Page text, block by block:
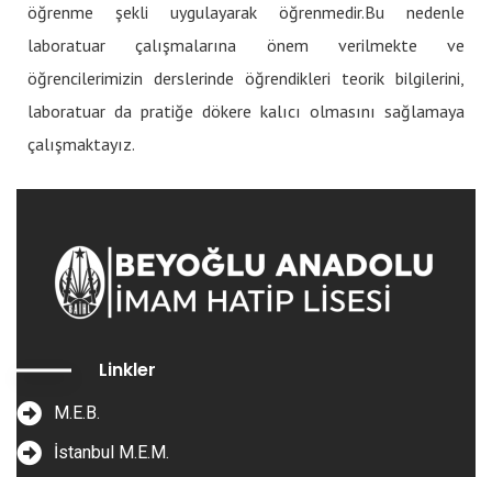
öğrenme şekli uygulayarak öğrenmedir.Bu nedenle
laboratuar çalışmalarına önem verilmekte ve
öğrencilerimizin derslerinde öğrendikleri teorik bilgilerini,
laboratuar da pratiğe dökere kalıcı olmasını sağlamaya
çalışmaktayız.
Linkler
M.E.B.
İstanbul M.E.M.